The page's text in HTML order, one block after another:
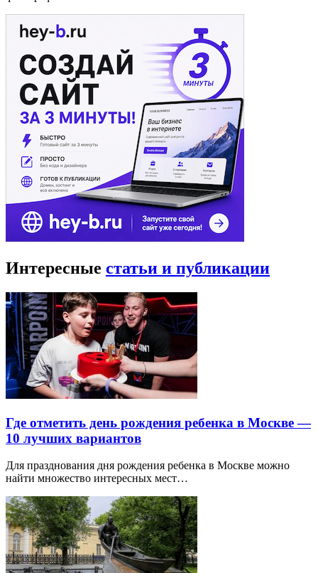
Интересные статьи и публикации
Где отметить день рождения ребенка в Москве —
10 лучших вариантов
Для празднования дня рождения ребенка в Москве можно
найти множество интересных мест…